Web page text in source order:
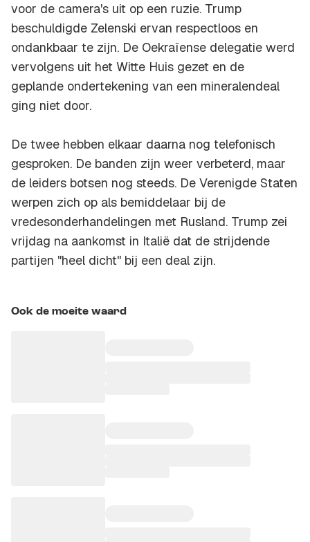
voor de camera's uit op een ruzie. Trump
beschuldigde Zelenski ervan respectloos en
ondankbaar te zijn. De Oekraïense delegatie werd
vervolgens uit het Witte Huis gezet en de
geplande ondertekening van een mineralendeal
ging niet door.
De twee hebben elkaar daarna nog telefonisch
gesproken. De banden zijn weer verbeterd, maar
de leiders botsen nog steeds. De Verenigde Staten
werpen zich op als bemiddelaar bij de
vredesonderhandelingen met Rusland. Trump zei
vrijdag na aankomst in Italië dat de strijdende
partijen "heel dicht" bij een deal zijn.
Ook de moeite waard